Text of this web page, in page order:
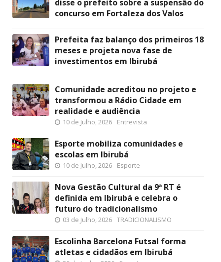
disse o prefeito sobre a suspensão do
concurso em Fortaleza dos Valos
Prefeita faz balanço dos primeiros 18
meses e projeta nova fase de
investimentos em Ibirubá
Comunidade acreditou no projeto e
transformou a Rádio Cidade em
realidade e audiência
10 de Julho, 2026 Entrevista
Esporte mobiliza comunidades e
escolas em Ibirubá
10 de Julho, 2026 Esporte
Nova Gestão Cultural da 9ª RT é
definida em Ibirubá e celebra o
futuro do tradicionalismo
03 de Julho, 2026 TRADICIONALISMO
Escolinha Barcelona Futsal forma
atletas e cidadãos em Ibirubá